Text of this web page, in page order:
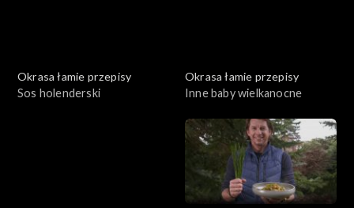
Okrasa łamie przepisy
Sos holenderski
Okrasa łamie przepisy
Inne baby wielkanocne